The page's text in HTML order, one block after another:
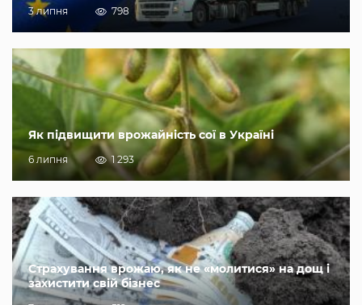
3 липня 798
Як підвищити врожайність сої в Україні
6 липня 1 293
Страхування врожаю, як не «молитися» на дощ і
захистити свій бізнес